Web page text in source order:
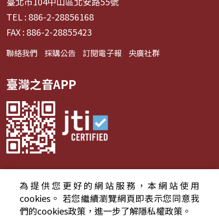
TEL : 886-2-28856168
FAX : 886-2-28855423
聯絡我們 採購公告 訂閱電子報 央廣社群
臺灣之音APP
© 2024財團法人中央廣播電臺 版權所有
資通安全政策聲明
服務條款 隱私權條款
為提供您更好的網站服務，本網站使用
cookies。 若您繼續瀏覽網頁即表示您同意我
們的cookies政策，進一步了解隱私權政策。